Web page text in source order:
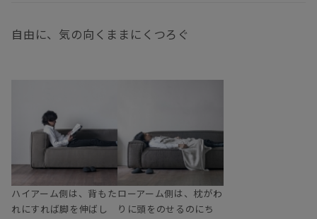
自由に、気の向くままにくつろぐ
ハイアーム側は、背もた
れにすれば脚を伸ばし
ローアーム側は、枕がわ
りに頭をのせるのにち